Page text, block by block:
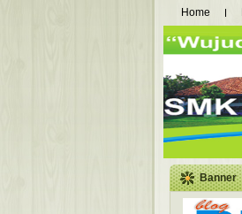
Home
Banner